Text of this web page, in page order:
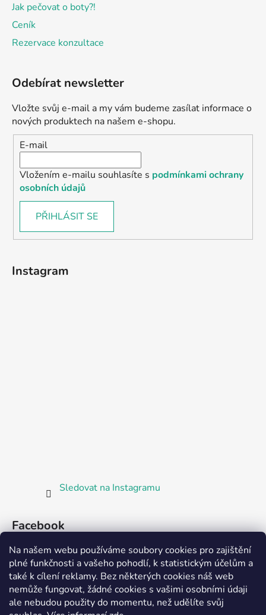
Na našem webu používáme soubory cookies pro zajištění
plné funkčnosti a vašeho pohodlí, k statistickým účelům a
také k cílení reklamy. Bez některých cookies náš web
nemůže fungovat, žádné cookies s vašimi osobními údaji
ale nebudou použity do momentu, než udělíte svůj
Jak pečovat o boty?!
Ceník
Rezervace konzultace
Odebírat newsletter
Vložte svůj e-mail a my vám budeme zasílat informace o
nových produktech na našem e-shopu.
E-mail
Vložením e-mailu souhlasíte s podmínkami ochrany
osobních údajů
PŘIHLÁSIT SE
Instagram
Sledovat na Instagramu
Facebook
Partnerská prodejna Barefoot Plzeň